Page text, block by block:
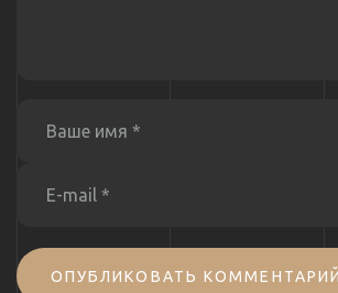
ОПУБЛИКОВАТЬ КОММЕНТАРИЙ